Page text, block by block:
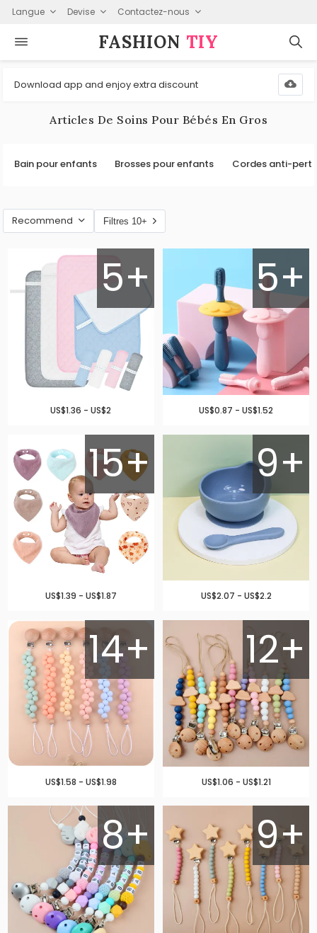
Langue Devise Contactez-nous
FASHION⁠ TIY
Download app and enjoy extra discount
Articles De Soins Pour Bébés En Gros
Bain pour enfants Brosses pour enfants Cordes anti-
Recommend Filtres 10+
5+
US$1.36 - US$2
5+
US$0.87 - US$1.52
15+
US$1.39 - US$1.87
9+
US$2.07 - US$2.2
14+
US$1.58 - US$1.98
12+
US$1.06 - US$1.21
8+ 9+